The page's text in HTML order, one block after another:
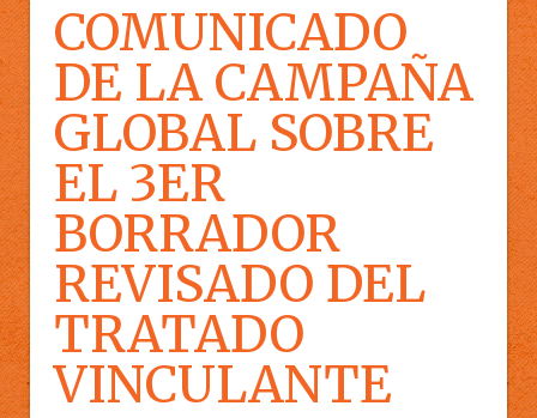
COMUNICADO
DE LA CAMPAÑA
GLOBAL SOBRE
EL 3ER
BORRADOR
REVISADO DEL
TRATADO
VINCULANTE